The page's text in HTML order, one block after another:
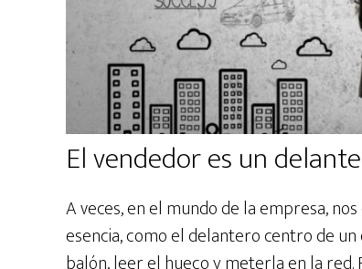
El vendedor es un
A veces, en el mundo de la empresa,
esencia, como el delantero centro de